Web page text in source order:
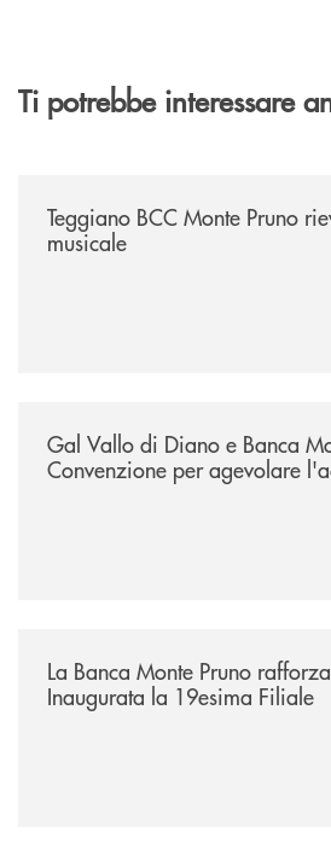
Ti potrebbe interessare
Teggiano BCC Monte Pruno
musicale
Gal Vallo di Diano e Banca
Convenzione per agevolare
La Banca Monte Pruno
Inaugurata la 19esima Filiale